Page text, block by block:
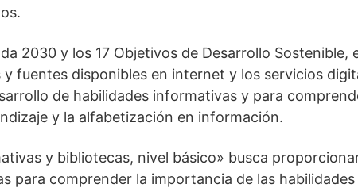
2030 y los 17 Objetivos de Desarrollo Sostenible,
fuentes disponibles en internet y los servicios
de habilidades informativas y para
y la alfabetización en información.
y bibliotecas, nivel básico» busca
para comprender la importancia de las